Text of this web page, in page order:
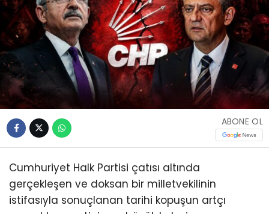
ABONE OL
Cumhuriyet Halk Partisi çatısı altında
gerçekleşen ve doksan bir milletvekilinin
istifasıyla sonuçlanan tarihi kopuşun artçı